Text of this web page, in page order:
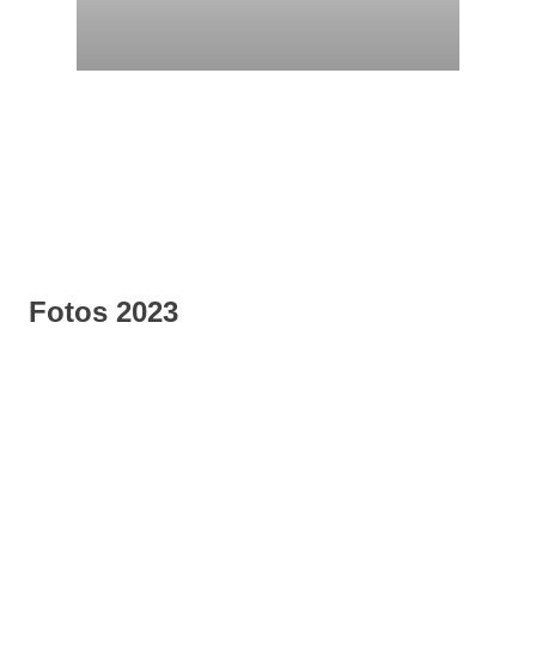
Fotos 2023